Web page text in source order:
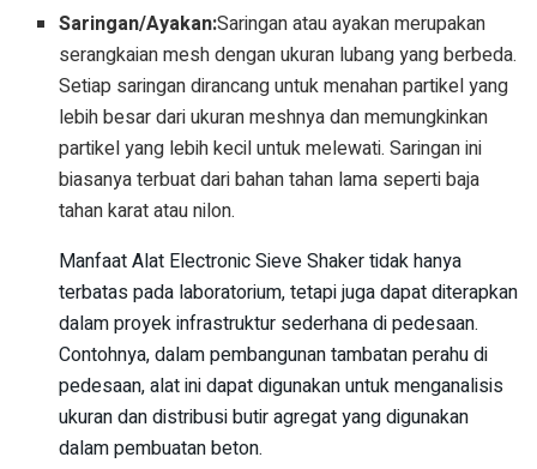
Saringan/Ayakan:Saringan atau ayakan merupakan
serangkaian mesh dengan ukuran lubang yang berbeda.
Setiap saringan dirancang untuk menahan partikel yang
lebih besar dari ukuran meshnya dan memungkinkan
partikel yang lebih kecil untuk melewati. Saringan ini
biasanya terbuat dari bahan tahan lama seperti baja
tahan karat atau nilon.
Manfaat Alat Electronic Sieve Shaker tidak hanya
terbatas pada laboratorium, tetapi juga dapat diterapkan
dalam proyek infrastruktur sederhana di pedesaan.
Contohnya, dalam pembangunan tambatan perahu di
pedesaan, alat ini dapat digunakan untuk menganalisis
ukuran dan distribusi butir agregat yang digunakan
dalam pembuatan beton.